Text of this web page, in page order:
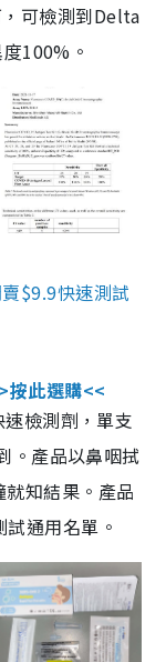
可檢測到Delta
100%。
$9.9快速測試
按此選購<<
檢測劑，單支
。產品以鼻咽拭
知結果。產品
通用名單。